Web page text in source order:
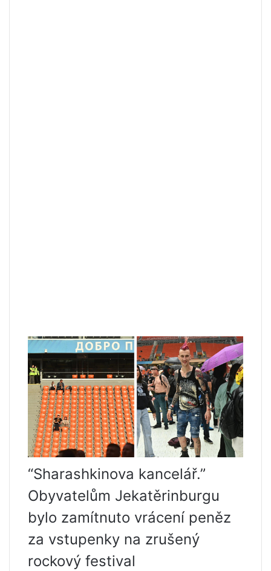
“Sharashkinova kancelář.”
Obyvatelům Jekatěrinburgu
bylo zamítnuto vrácení peněz
za vstupenky na zrušený
rockový festival